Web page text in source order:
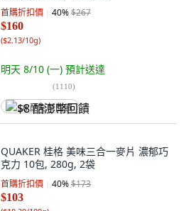
首購折扣價 40%$267
$160
($2.13/10g)
明天 8/10 (一) 預計送達
(1110)
$8 酷澎幣回饋
QUAKER 桂格 美味三合一麥片 濃郁巧
克力 10包, 280g, 2袋
首購折扣價 40%$173
$103